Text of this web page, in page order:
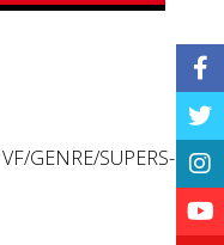
GENRE/SUPERS-